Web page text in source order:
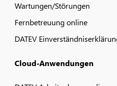
Wartungen/Störungen
Fernbetreuung online
DATEV
Cloud-Anwendungen